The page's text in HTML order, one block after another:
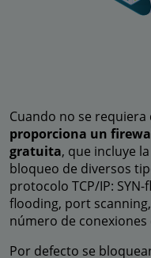
Cuando no se
proporciona un
gratuita, que incluye
bloqueo de diversos
protocolo TCP/IP:
flooding, port
número de conexiones
Por defecto se